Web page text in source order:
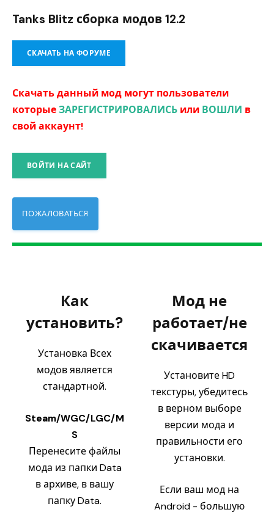
Tanks Blitz сборка модов 12.2
СКАЧАТЬ НА ФОРУМЕ
Скачать данный мод могут пользователи
которыеЗАРЕГИСТРИРОВАЛИСЬ или ВОШЛИ в
свой аккаунт!
ВОЙТИ НА САЙТ
ПОЖАЛОВАТЬСЯ
Как
установить?
Установка Всех
модов является
стандартной.
Steam/WGC/LGC/M
S
Перенесите файлы
мода из папки Data
в архиве, в вашу
папку Data.
Мод не
работает/не
скачивается
Установите HD
текстуры, убедитесь
в верном выборе
версии мода и
правильности его
установки.
Если ваш мод на
Android - большую